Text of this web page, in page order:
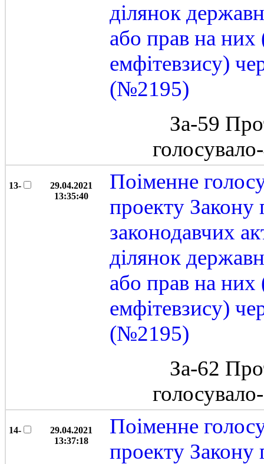
ділянок
або прав на
емфітевзису)
(№2195)
За-59
13-
29.04.2021
13:35:40
Поіменне
проекту Закону
законодавчих
ділянок
або прав на
емфітевзису)
(№2195)
За-62
14-
29.04.2021
13:37:18
Поіменне
проекту Закону